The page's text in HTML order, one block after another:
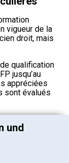
vigueur de la
droit, mais
qualification
jusqu’au
appréciées
sont évalués
und